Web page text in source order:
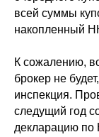
всей суммы
накопленный
К сожалению,
брокер не
инспекция.
следущий год
декларацию по